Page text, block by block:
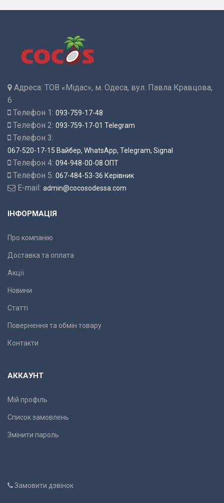
Адреса: ТОВ «Мідас», м. Одеса, вул. Павла Кравцова,
6
Телефон 1: 093-759-17-48
Телефон 2: 093-759-17-01 Telegram
Телефон 3:
067-520-17-15 Вайбер, WhatsApp, Telegram, Signal
Телефон 4: 094-948-00-08 ОПТ
Телефон 5: 067-484-53-36 Керівник
E-mail: admin@cocosodessa.com
ІНФОРМАЦІЯ
Про компанію
Доставка та оплата
Акції
Новини
Статті
Повернення та обмін товару
Контакти
АККАУНТ
Мій профіль
Список замовлень
Змінити пароль
Замовити дзвінок